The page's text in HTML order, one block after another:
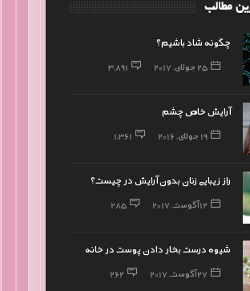
مطالب
چگونه شاد باشیم؟
25 جولای, 2017 3,891
آرایش خاص چشم
19 جولای, 2016 1,361
راز زیبایی زنان بدون آرایش در چیست؟
12 آگوست, 2017 285
شیوه درست بخار دادن پوست در خانه
27 آگوست, 2017 262